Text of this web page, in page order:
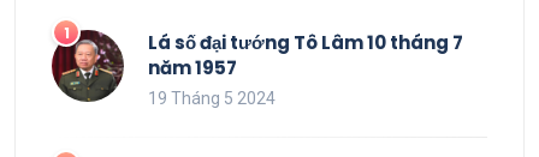
Lá số đại tướng Tô Lâm 10 tháng 7
năm 1957
19 Tháng 5 2024